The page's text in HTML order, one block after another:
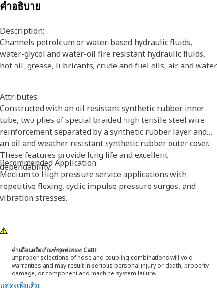
คำอธิบาย
Description:
Channels petroleum or water-based hydraulic fluids,
water-glycol and water-oil fire resistant hydraulic fluids,
hot oil, grease, lubricants, crude and fuel oils, air and water.
Attributes:
Constructed with an oil resistant synthetic rubber inner
tube, two plies of special braided high tensile steel wire
reinforcement separated by a synthetic rubber layer and
an oil and weather resistant synthetic rubber outer cover.
These features provide long life and excellent
dependability.
Recommended Application:
Medium to High pressure service applications with
repetitive flexing, cyclic impulse pressure surges, and
vibration stresses.
คำเตือนผลิตภัณฑ์ชุดท่อของ CatΠ
Improper selections of hose and coupling combinations will void
warranties and may result in serious personal injury or death, property
damage, or component and machine system failure.
แสดงเพิ่มเติม